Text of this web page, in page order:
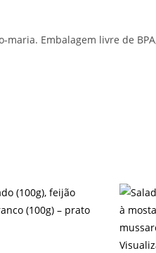
Embalagem livre de